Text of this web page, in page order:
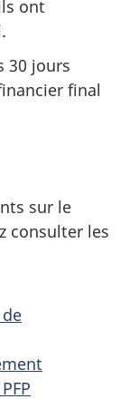
ont
30 jours
final
sur le
consulter les